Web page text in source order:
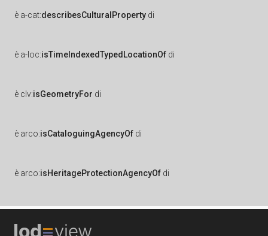
è a-cat:describesCulturalProperty di
è a-loc:isTimeIndexedTypedLocationOf di
è clv:isGeometryFor di
è arco:isCataloguingAgencyOf di
è arco:isHeritageProtectionAgencyOf di